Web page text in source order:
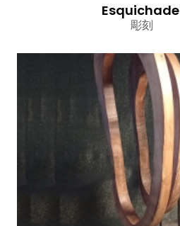
Esquichade
彫刻